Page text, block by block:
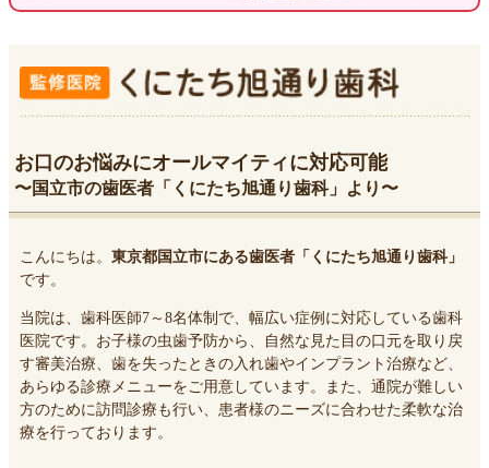
お口のお悩みにオールマイティに対応可能
〜国立市の歯医者「くにたち旭通り歯科」より〜
こんにちは。 東京都国立市にある歯医者「くにたち旭通り歯科」
です。
当院は、歯科医師7～8名体制で、幅広い症例に対応している歯科
医院です。お子様の虫歯予防から、自然な見た目の口元を取り戻
す審美治療、歯を失ったときの入れ歯やインプラント治療など、
あらゆる診療メニューをご用意しています。また、通院が難しい
方のために訪問診療も行い、患者様のニーズに合わせた柔軟な治
療を行っております。